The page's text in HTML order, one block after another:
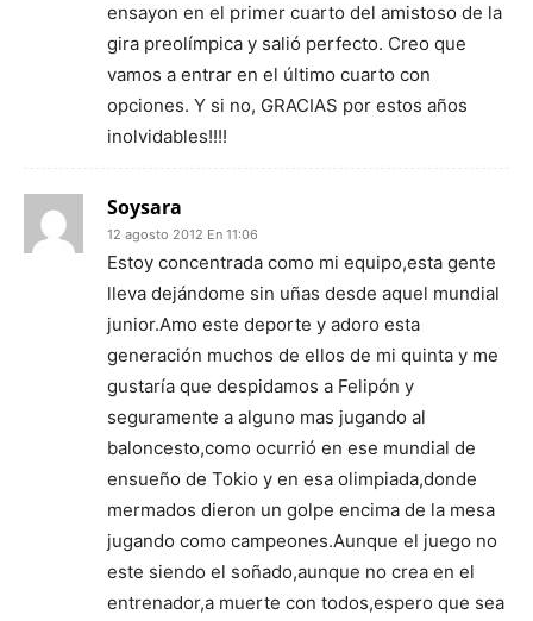
ensayon en el primer cuarto del amistoso de la
gira preolímpica y salió perfecto. Creo que
vamos a entrar en el último cuarto con
opciones. Y si no, GRACIAS por estos años
inolvidables!!!!
Soysara
12 agosto 2012 En 11:06
Estoy concentrada como mi equipo,esta gente
lleva dejándome sin uñas desde aquel mundial
junior.Amo este deporte y adoro esta
generación muchos de ellos de mi quinta y me
gustaría que despidamos a Felipón y
seguramente a alguno mas jugando al
baloncesto,como ocurrió en ese mundial de
ensueño de Tokio y en esa olimpiada,donde
mermados dieron un golpe encima de la mesa
jugando como campeones.Aunque el juego no
este siendo el soñado,aunque no crea en el
entrenador,a muerte con todos,espero que sea